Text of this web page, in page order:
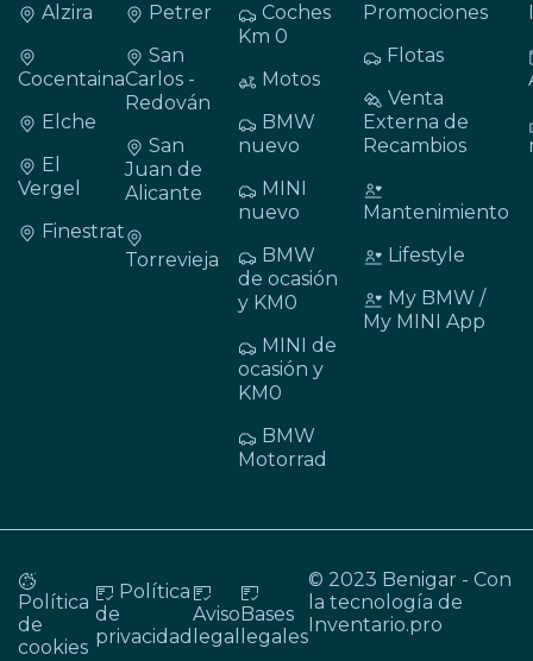
Alzira
Cocentaina
Elche
El
Vergel
Finestrat
Petrer
San
Carlos -
Redován
San
Juan de
Alicante
Torrevieja
Coches
Km 0
Motos
BMW
nuevo
MINI
nuevo
BMW
de ocasión
y KM0
MINI de
ocasión y
KM0
BMW
Motorrad
Promociones
Flotas
Venta
Externa de
Recambios
Mantenimiento
Lifestyle
My BMW /
My MINI App
Política
de
cookies
Política
de
privacidad
Aviso
legal
Bases
legales
© 2023 Benigar - Con
la tecnología de
Inventario.pro